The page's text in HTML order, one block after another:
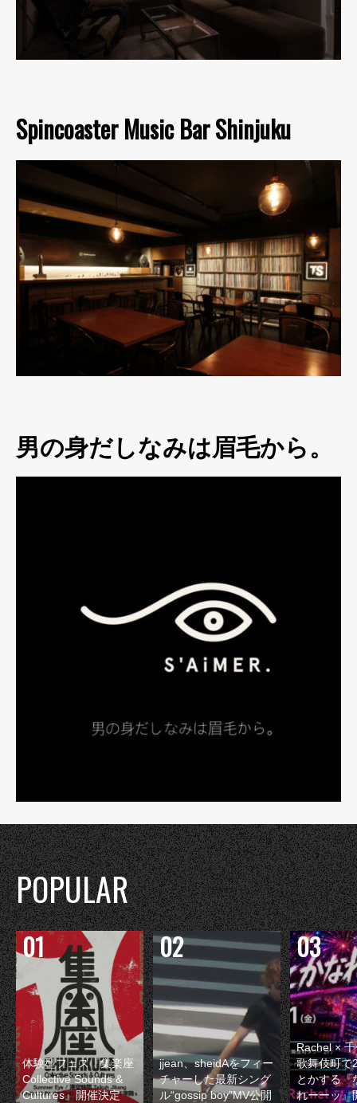
Spincoaster Music Bar Shinjuku
男の身だしなみは眉毛から。
POPULAR
体験型フェス『集楽座
Collective Sounds &
Cultures』開催決定
jjean、sheidAをフィー
チャーした最新シング
ル“gossip boy”MV公開
Rachel ×
歌舞伎町で
とかする『
れーーッ』